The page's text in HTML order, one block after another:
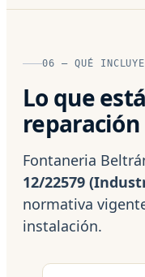
06 — QUÉ INCLUYE
Lo que
reparación
Fontaneria
12/22579
normativa
instalación.